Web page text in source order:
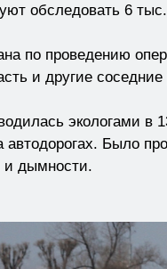
обследовать 6
по проведению
и другие соседние
экологами в
Было
и дымности.